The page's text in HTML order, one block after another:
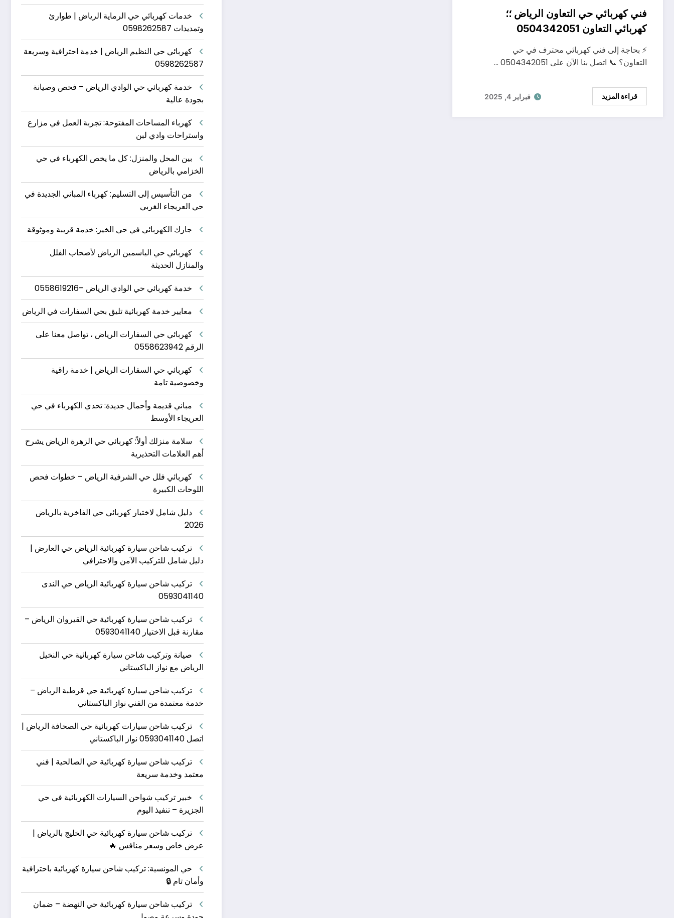
فني كهربائي حي التعاون الرياض ؛؛
كهربائي التعاون 0504342051
⚡ بحاجة إلى فني كهربائي محترف في حي
التعاون؟ 📞 اتصل بنا الآن على 0504342051 …
قراءة المزيد فبراير 4, 2025
خدمات كهربائي حي الرماية الرياض | طوارئ
وتمديدات 0598262587
كهربائي حي النظيم الرياض | خدمة احترافية وسريعة
0598262587
خدمة كهربائي حي الوادي الرياض – فحص وصيانة
بجودة عالية
كهرباء المساحات المفتوحة: تجربة العمل في مزارع
واستراحات وادي لبن
بين المحل والمنزل: كل ما يخص الكهرباء في حي
الخزامي بالرياض
من التأسيس إلى التسليم: كهرباء المباني الجديدة في
حي العريجاء الغربي
جارك الكهربائي في حي الخير: خدمة قريبة وموثوقة
كهربائي حي الياسمين الرياض لأصحاب الفلل
والمنازل الحديثة
خدمة كهربائي حي الوادي الرياض –0558619216
معايير خدمة كهربائية تليق بحي السفارات في الرياض
كهربائي حي السفارات الرياض ، تواصل معنا على
الرقم 0558623942
كهربائي حي السفارات الرياض | خدمة راقية
وخصوصية تامة
مباني قديمة وأحمال جديدة: تحدي الكهرباء في حي
العريجاء الأوسط
سلامة منزلك أولاً: كهربائي حي الزهرة الرياض يشرح
أهم العلامات التحذيرية
كهربائي فلل حي الشرفية الرياض – خطوات فحص
اللوحات الكبيرة
دليل شامل لاختيار كهربائي حي الفاخرية بالرياض
2026
تركيب شاحن سيارة كهربائية الرياض حي العارض |
دليل شامل للتركيب الآمن والاحترافي
تركيب شاحن سيارة كهربائية الرياض حي الندى
0593041140
تركيب شاحن سيارة كهربائية حي القيروان الرياض –
مقارنة قبل الاختيار 0593041140
صيانة وتركيب شاحن سيارة كهربائية حي النخيل
الرياض مع نواز الباكستاني
تركيب شاحن سيارة كهربائية حي قرطبة الرياض –
خدمة معتمدة من الفني نواز الباكستاني
تركيب شاحن سيارات كهربائية حي الصحافة الرياض |
اتصل 0593041140 نواز الباكستاني
تركيب شاحن سيارة كهربائية حي الصالحية | فني
معتمد وخدمة سريعة
خبير تركيب شواحن السيارات الكهربائية في حي
الجزيرة – تنفيذ اليوم
تركيب شاحن سيارة كهربائية حي الخليج بالرياض |
عرض خاص وسعر منافس 🔥
حي المونسية: تركيب شاحن سيارة كهربائية باحترافية
وأمان تام 🔒
تركيب شاحن سيارة كهربائية حي النهضة – ضمان